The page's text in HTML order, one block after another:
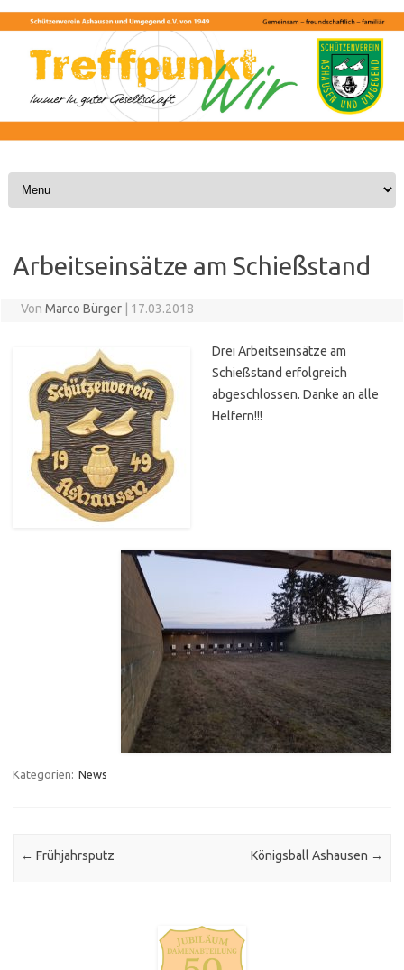
Skip to content
Arbeitseinsätze am Schießstand
Von Marco Bürger 17.03.2018
Drei Arbeitseinsätze am
Schießstand erfolgreich
abgeschlossen. Danke an alle
Helfern!!!
Kategorien: News
Post navigation
← Frühjahrsputz Königsball Ashausen →